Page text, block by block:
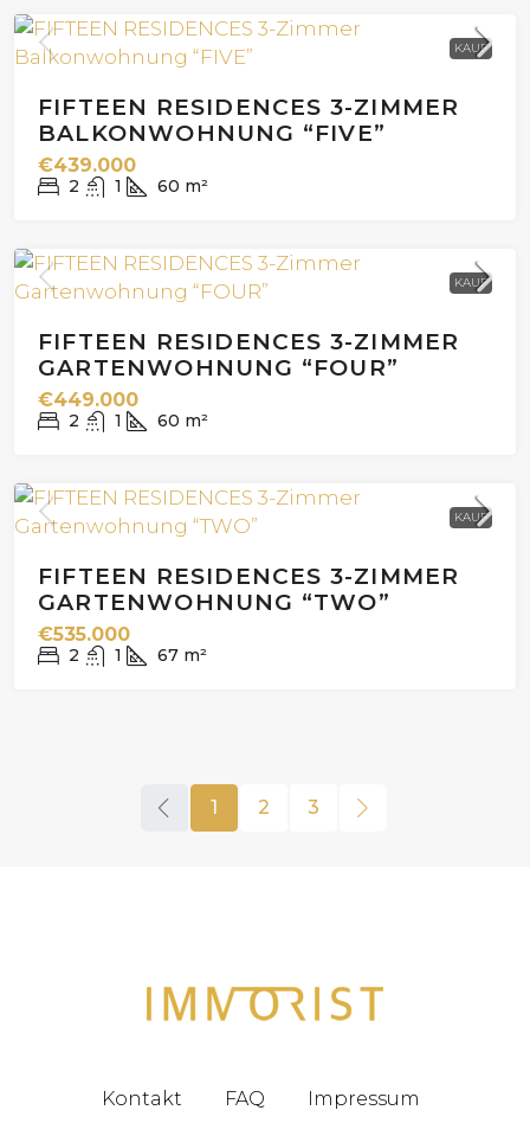
KAUF
FIFTEEN RESIDENCES 3-ZIMMER
BALKONWOHNUNG “FIVE”
€439.000
2 1 60 m²
KAUF
FIFTEEN RESIDENCES 3-ZIMMER
GARTENWOHNUNG “FOUR”
€449.000
2 1 60 m²
KAUF
FIFTEEN RESIDENCES 3-ZIMMER
GARTENWOHNUNG “TWO”
€535.000
2 1 67 m²
1 2 3
Kontakt FAQ Impressum